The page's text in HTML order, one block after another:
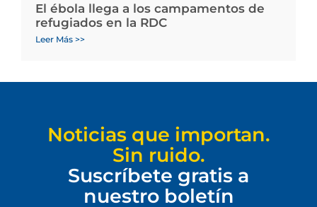
El ébola llega a los campamentos de
refugiados en la RDC
Leer Más >>
Noticias que importan.
Sin ruido.
Suscríbete gratis a
nuestro boletín